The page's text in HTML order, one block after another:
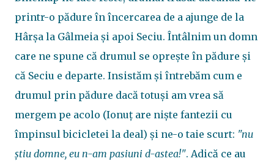
printr-o pădure în încercarea de a ajunge de la
Hârșa la Gâlmeia și apoi Seciu. Întâlnim un domn
care ne spune că drumul se oprește în pădure și
că Seciu e departe. Insistăm și întrebăm cum e
drumul prin pădure dacă totuși am vrea să
mergem pe acolo (Ionuț are niște fantezii cu
împinsul bicicletei la deal) și ne-o taie scurt: "nu
știu domne, eu n-am pasiuni d-astea!". Adică ce au